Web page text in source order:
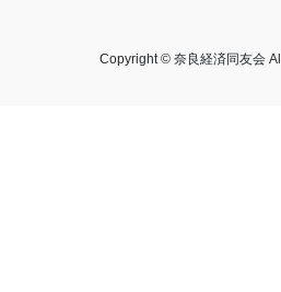
Copyright © 奈良経済同友会